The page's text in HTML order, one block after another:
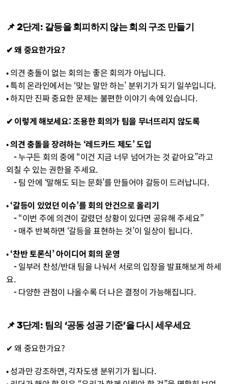
📌 2단계: 갈등을 회피하지 않는 회의 구조 만들기
✔ 왜 중요한가요?
• 의견 충돌이 없는 회의는 좋은 회의가 아닙니다.
• 특히 온라인에서는 ‘맞는 말만 하는’ 분위기가 되기 일쑤입니다.
• 하지만 진짜 중요한 문제는 불편한 이야기 속에 있습니다.
✔ 이렇게 해보세요: 조용한 회의가 팀을 무너뜨리지 않도록
• 의견 충돌을 장려하는 ‘레드카드 제도’ 도입
    -
누구든 회의 중에 “이건 지금 너무 넘어가는 것 같아요”라고
외칠 수 있는 권한을 주세요.
    -
팀 안에 ‘말해도 되는 문화’를 만들어야 갈등이 드러납니다.
• ‘갈등이 있었던 이슈’를 회의 안건으로 올리기
    -
“이번 주에 의견이 갈렸던 상황이 있다면 공유해 주세요”
    -
매주 반복하면 ‘갈등을 표현하는 것’이 일상이 됩니다.
• ‘찬반 토론식’ 아이디어 회의 운영
    -
일부러 찬성/반대 팀을 나눠서 서로의 입장을 발표해보게 하세
요.
    -
다양한 관점이 나올수록 더 나은 결정이 가능해집니다.
📌 3단계: 팀의 ‘공동 성공 기준’을 다시 세우세요
✔ 왜 중요한가요?
• 성과만 강조하면, 각자도생 분위기가 됩니다.